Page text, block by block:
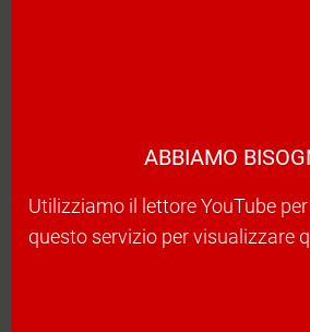
ABBIAMO
Utilizziamo il lettore YouTube
questo servizio per visualizzare